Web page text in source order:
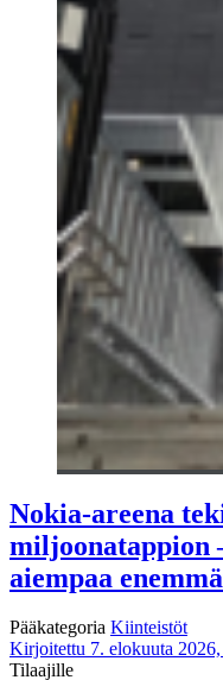
Nokia-areena
miljoonatappion
aiempaa
Pääkategoria Kiinteistöt
Kirjoitettu 7. elokuuta
Tilaajille